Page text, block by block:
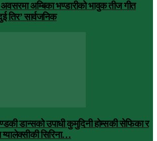
अम्बिका भण्डारीको भावुक तीज गीत
तिर’ सार्वजनिक
डान्सको उपाधी कुमुदिनी होम्सकी सेफिका र
ग्यालेक्सीकी सिरिना…